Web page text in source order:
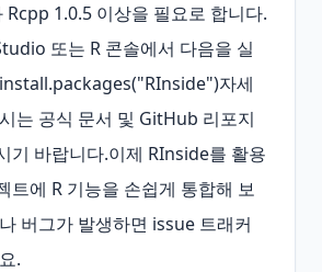
Rcpp 1.0.5 이상을 필요로 합니다.
또는 R 콘솔에서 다음을 실
자세
는 공식 문서 및 GitHub 리포지
기 바랍니다.이제 RInside를 활용
트에 R 기능을 손쉽게 통합해 보
버그가 발생하면 issue 트래커
.